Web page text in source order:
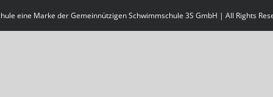
eine Marke der Gemeinnützigen Schwimmschule 3S GmbH | All Rights